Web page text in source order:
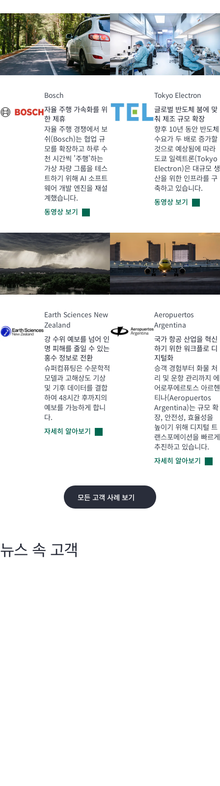
Bosch
자율 주행 가속화를 위
한 제휴
자율 주행 경쟁에서 보
쉬(Bosch)는 협업 규
모를 확장하고 하루 수
천 시간씩 '주행'하는
가상 차량 그룹을 테스
트하기 위해 AI 소프트
웨어 개발 엔진을 재설
계했습니다.
동영상 보기
Tokyo Electron
글로벌 반도체 붐에 맞
춰 제조 규모 확장
향후 10년 동안 반도체
수요가 두 배로 증가할
것으로 예상됨에 따라
도쿄 일렉트론(Tokyo
Electron)은 대규모 생
산을 위한 인프라를 구
축하고 있습니다.
동영상 보기
Earth Sciences New
Zealand
강 수위 예보를 넘어 인
명 피해를 줄일 수 있는
홍수 정보로 전환
슈퍼컴퓨팅은 수문학적
모델과 고해상도 기상
및 기후 데이터를 결합
하여 48시간 후까지의
예보를 가능하게 합니
다.
자세히 알아보기
Aeropuertos
Argentina
국가 항공 산업을 혁신
하기 위한 워크플로 디
지털화
승객 경험부터 화물 처
리 및 운항 관리까지 에
어로푸에르토스 아르헨
티나(Aeropuertos
Argentina)는 규모 확
장, 안전성, 효율성을
높이기 위해 디지털 트
랜스포메이션을 빠르게
추진하고 있습니다.
자세히 알아보기
모든 고객 사례 보기
뉴스 속 고객